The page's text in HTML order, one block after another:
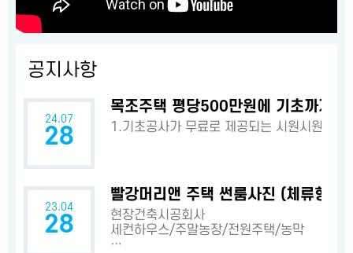
공지사항
24.07
28
목조주택 평당500만원에 기초까지?
1.기초공사가 무료로 제공되는 시원시원한
23.04
28
빨강머리앤 주택 썬룸사진 (체류형쉼
현장건축시공회사
세컨하우스/주말농장/전원주택/농막
…